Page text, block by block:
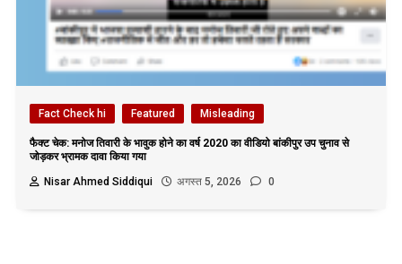
Fact Check hi Featured Misleading
फैक्ट चेक: मनोज तिवारी के भावुक होने का वर्ष 2020 का वीडियो बांकीपुर उप चुनाव से
जोड़कर भ्रामक दावा किया गया
Nisar Ahmed Siddiqui
अगस्त 5, 2026 0